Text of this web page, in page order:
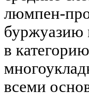
люмпен-
буржуазию
в
всеми